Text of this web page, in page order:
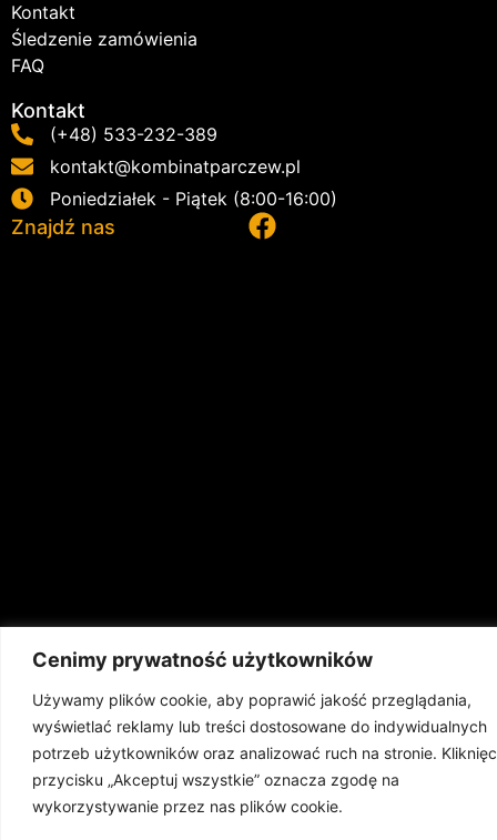
Cenimy prywatność użytkowników
Używamy plików cookie, aby poprawić jakość przeglądania,
wyświetlać reklamy lub treści dostosowane do indywidualnych
potrzeb użytkowników oraz analizować ruch na stronie.
przycisku „Akceptuj wszystkie” oznacza zgodę na
wykorzystywanie przez nas plików cookie.
Kontakt
Śledzenie zamówienia
FAQ
Kontakt
(+48) 533-232-389
kontakt@kombinatparczew.pl
Poniedziałek - Piątek (8:00-16:00)
Znajdź nas